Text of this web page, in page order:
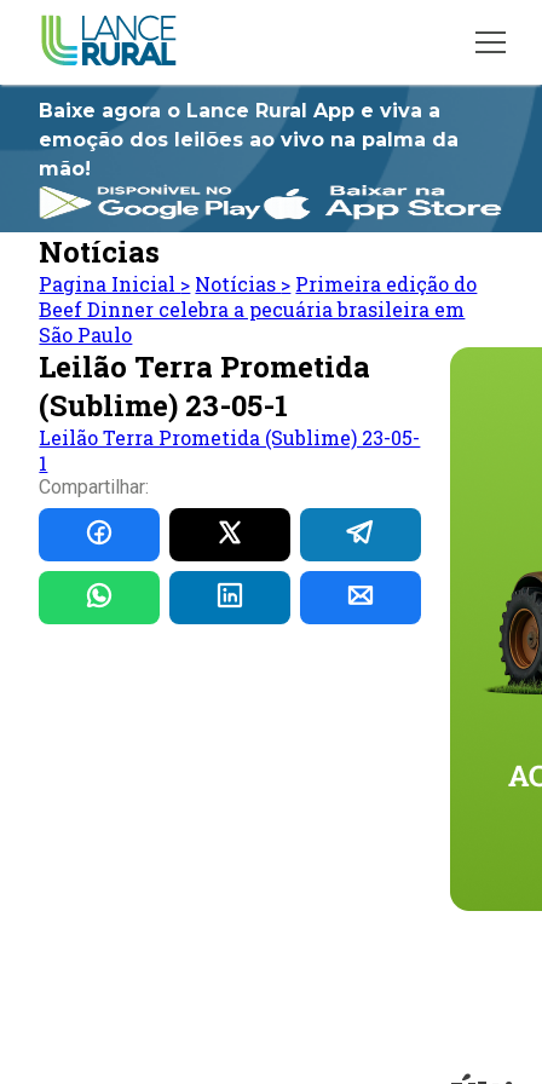
Baixe agora o Lance Rural App e viva a
emoção dos leilões ao vivo na palma da
mão!
Notícias
Pagina Inicial > Notícias > Primeira edição do
Beef Dinner celebra a pecuária brasileira em
São Paulo
Leilão Terra Prometida
(Sublime) 23-05-1
Leilão Terra Prometida (Sublime) 23-05-
1
Compartilhar: